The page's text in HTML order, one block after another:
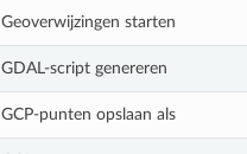
Geoverwijzingen starten
GDAL-script genereren
GCP-punten opslaan als